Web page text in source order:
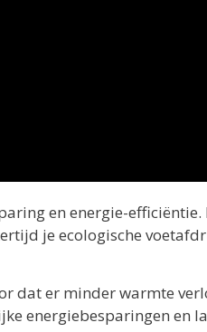
en energie-efficiëntie.
je ecologische
dat er minder warmte
energiebesparingen en